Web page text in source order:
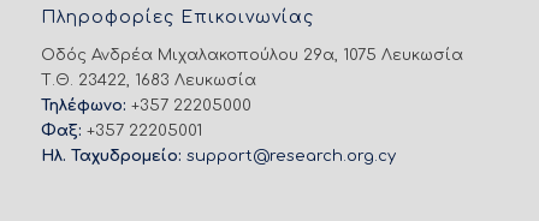
Πληροφορίες Επικοινωνίας
Οδός Ανδρέα Μιχαλακοπούλου 29α, 1075 Λευκωσία
Τ.Θ. 23422, 1683 Λευκωσία
Τηλέφωνο: +357 22205000
Φαξ: +357 22205001
Ηλ. Ταχυδρομείο: support@research.org.cy